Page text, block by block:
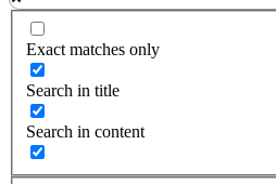
Exact matches only
Search in title
Search in content